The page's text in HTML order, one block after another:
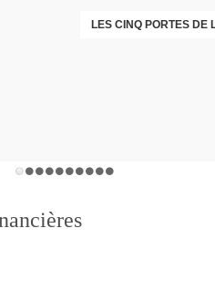
LES CINQ PORTES DE
CHRISTOPHE